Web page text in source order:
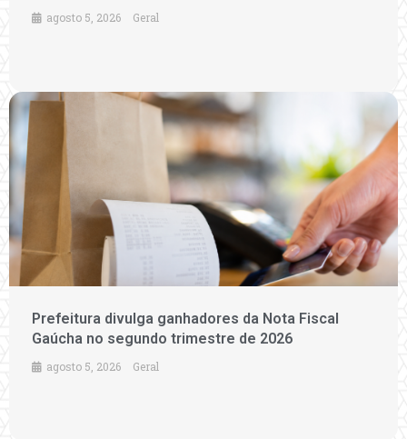
agosto 5, 2026 Geral
Prefeitura divulga ganhadores da Nota Fiscal
Gaúcha no segundo trimestre de 2026
agosto 5, 2026 Geral